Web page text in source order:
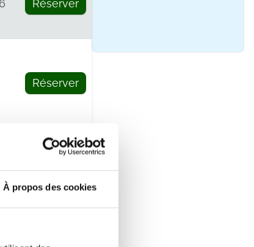
À propos des cookies
Réserver
Réserver
Réserver